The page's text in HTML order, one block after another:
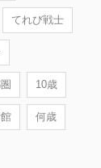
てれび戦士
10歳
何歳